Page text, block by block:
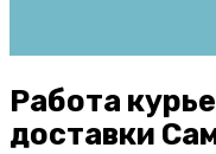
Работа
доставки